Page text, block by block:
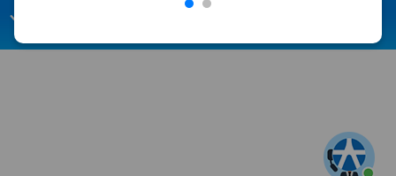
webmaster@yuanta.com